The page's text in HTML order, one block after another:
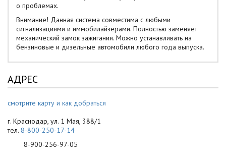
о проблемах.
Внимание! Данная система совместима с любыми
сигнализациями и иммобилайзерами. Полностью заменяет
механический замок зажигания. Можно устанавливать на
бензиновые и дизельные автомобили любого года выпуска.
АДРЕС
смотрите карту и как добраться
г. Краснодар, ул. 1 Мая, 388/1
тел. 8-800-250-17-14
8-900-256-97-05